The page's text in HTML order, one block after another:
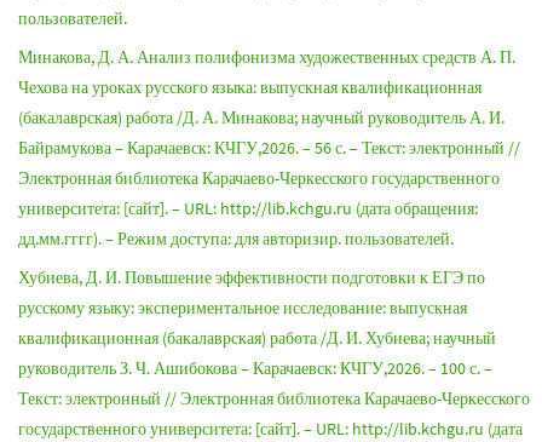
пользователей.
Минакова, Д. А. Анализ полифонизма художественных средств А. П.
Чехова на уроках русского языка: выпускная квалификационная
(бакалаврская) работа /Д. А. Минакова; научный руководитель А. И.
Байрамукова – Карачаевск: КЧГУ,2026. – 56 с. – Текст: электронный //
Электронная библиотека Карачаево-Черкесского государственного
университета: [сайт]. – URL: http://lib.kchgu.ru (дата обращения:
дд.мм.гггг). – Режим доступа: для авторизир. пользователей.
Хубиева, Д. И. Повышение эффективности подготовки к ЕГЭ по
русскому языку: экспериментальное исследование: выпускная
квалификационная (бакалаврская) работа /Д. И. Хубиева; научный
руководитель З. Ч. Ашибокова – Карачаевск: КЧГУ,2026. – 100 с. –
Текст: электронный // Электронная библиотека Карачаево-Черкесского
государственного университета: [сайт]. – URL: http://lib.kchgu.ru (дата